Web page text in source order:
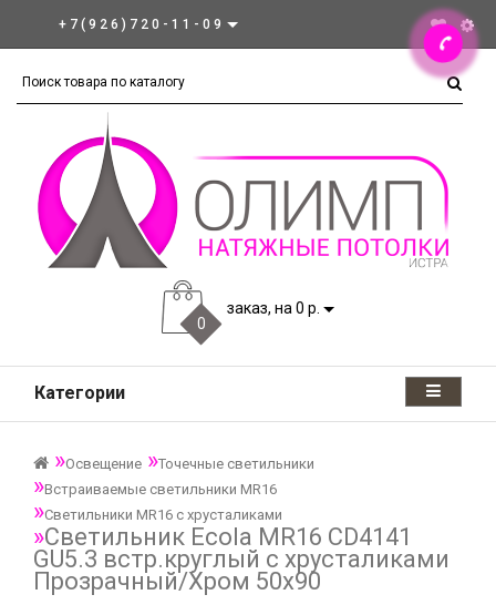
+7(926)720-11-09
0
заказ, на 0 р.
Категории
Освещение
Точечные светильники
Встраиваемые светильники MR16
Светильники MR16 с хрусталиками
Светильник Ecola MR16 CD4141
GU5.3 встр.круглый с хрусталиками
Прозрачный/Хром 50x90